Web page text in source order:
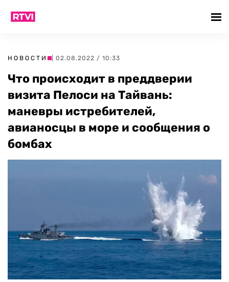
НОВОСТИ | 02.08.2022 / 10:33
Что происходит в преддверии
визита Пелоси на Тайвань:
маневры истребителей,
авианосцы в море и сообщения о
бомбах